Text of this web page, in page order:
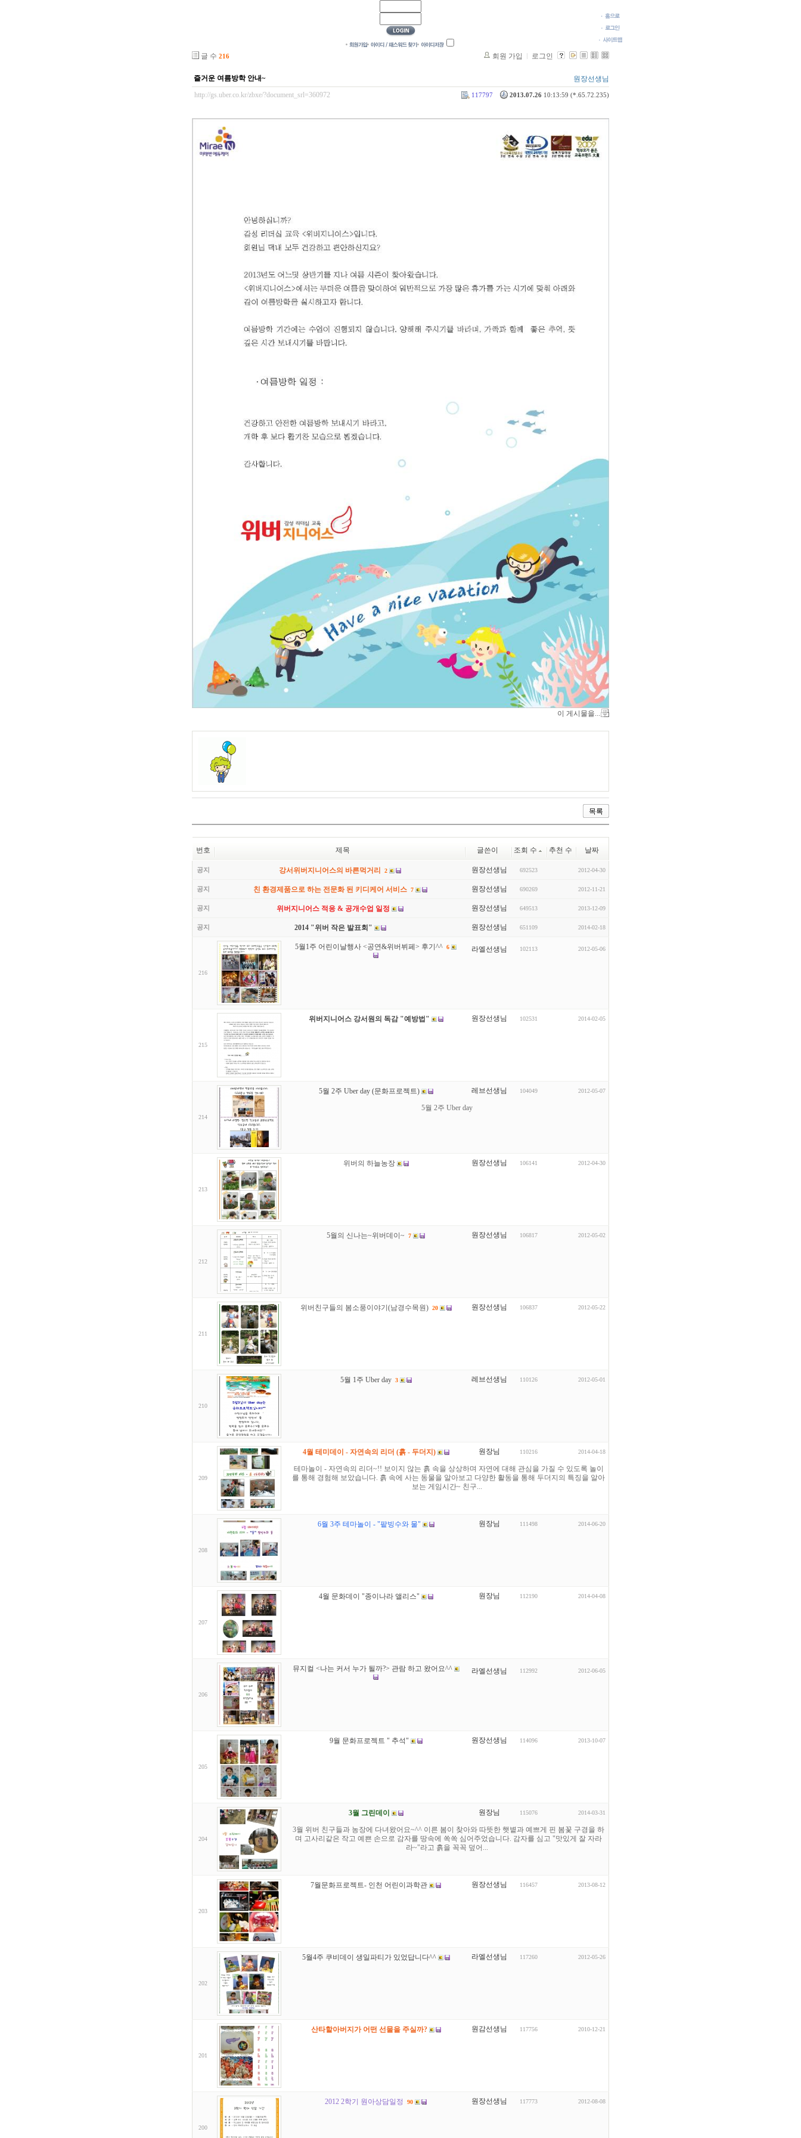
글 수 216 회원 가입 로그인
즐거운 여름방학 안내~
원장선생님
http://gs.uber.co.kr/zbxe/?document_srl=360972
2013.07.26 10:13:59 (*.65.72.235)
117797
이 게시물을...
목록
번호 제목 글쓴이 조회 수 추천 수 날짜
공지 강서위버지니어스의 바른먹거리 2 원장선생님 692523 2012-04-30
공지 친 환경제품으로 하는 전문화 된 키디케어 서비스 7 원장선생님 690269 2012-11-21
공지 위버지니어스 적응 & 공개수업 일정 원장선생님 649513 2013-12-09
공지 2014 "위버 작은 발표회" 원장선생님 651109 2014-02-18
216
5월1주 어린이날행사 <공연&위버뷔페> 후기^^ 6 라엘선생님 102113 2012-05-06
215
위버지니어스 강서원의 독감 "예방법" 원장선생님 102531 2014-02-05
214
5월 2주 Uber day (문화프로젝트) 레브선생님 104049 2012-05-07
5월 2주 Uber day
213
위버의 하늘농장 원장선생님 106141 2012-04-30
212
5월의 신나는~위버데이~ 7 원장선생님 106817 2012-05-02
211
위버친구들의 봄소풍이야기(남경수목원) 20 원장선생님 106837 2012-05-22
210
5월 1주 Uber day 3 레브선생님 110126 2012-05-01
209
4월 테미데이 - 자연속의 리더 (흙 - 두더지) 원장님 110216 2014-04-18
테마놀이 - 자연속의 리더~!! 보이지 않는 흙 속을 상상하며 자연에 대해 관심을 가질 수 있도록 놀이
를 통해 경험해 보았습니다. 흙 속에 사는 동물을 알아보고 다양한 활동을 통해 두더지의 특징을 알아
보는 게임시간~ 친구...
208
6월 3주 테마놀이 - "팥빙수와 물" 원장님 111498 2014-06-20
207
4월 문화데이 "종이나라 앨리스" 원장님 112190 2014-04-08
206
뮤지컬 <나는 커서 누가 될까?> 관람 하고 왔어요^^ 라엘선생님 112992 2012-06-05
205
9월 문화프로젝트 " 추석" 원장선생님 114096 2013-10-07
204
3월 그린데이 원장님 115076 2014-03-31
3월 위버 친구들과 농장에 다녀왔어요~^^ 이른 봄이 찾아와 따뜻한 햇볕과 예쁘게 핀 봄꽃 구경을 하
며 고사리같은 작고 예쁜 손으로 감자를 땅속에 쏙쏙 심어주었습니다. 감자를 심고 "맛있게 잘 자라
라~"라고 흙을 꼭꼭 덮어...
203
7월문화프로젝트- 인천 어린이과학관 원장선생님 116457 2013-08-12
202
5월4주 쿠비데이 생일파티가 있었답니다^^ 라엘선생님 117260 2012-05-26
201
산타할아버지가 어떤 선물을 주실까? 원감선생님 117756 2010-12-21
200
2012 2학기 원아상담일정 90 원장선생님 117773 2012-08-08